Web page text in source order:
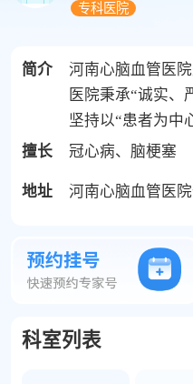
专科医院
简介
河南心脑血管医
医院秉承“诚实、
坚持以“患者为中
怀环境,从让患者
服务出发,倡导“
为患者提供符合
康回访等服务功
院。
擅长 冠心病、脑梗塞
地址
科室列表